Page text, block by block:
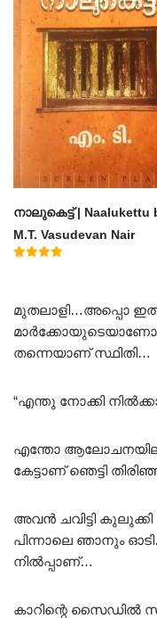
നാലുകെട്ട് | Naalukettu
M.T. Vasudevan Nair
മുതലാളി…അപ്പൊ
തന്നെയാണ് സ്ഥിതി…
“എന്തു നോക്കി
എന്തോ
കേട്ടാണ് ഞെട്ടി
അവൻ ചവിട്ടി
പിന്നാലെ ഞാനും
നിൽപ്പാണ്…
കാറിന്റെ സൈഡിൽ